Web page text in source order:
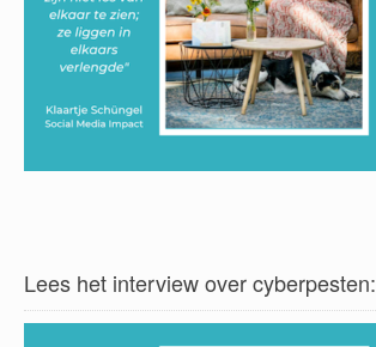
Lees het interview over cyberpesten: